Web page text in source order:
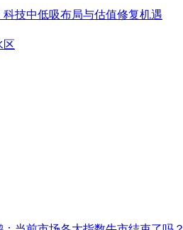
科技中低吸布局与估值修复机遇
区